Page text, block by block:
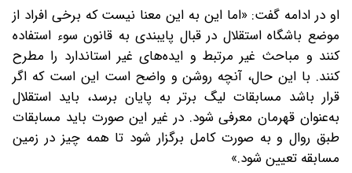
او در ادامه گفت: «اما این به این معنا نیست که برخی افراد از
موضع باشگاه استقلال در قبال پایبندی به قانون سوء استفاده
کنند و مباحث غیر مرتبط و ایده‌های غیر استاندارد را مطرح
کنند. با این حال، آنچه روشن و واضح است این است که اگر
قرار باشد مسابقات لیگ برتر به پایان برسد، باید استقلال
به‌عنوان قهرمان معرفی شود. در غیر این صورت باید مسابقات
طبق روال و به صورت کامل برگزار شود تا همه چیز در زمین
مسابقه تعیین شود.»